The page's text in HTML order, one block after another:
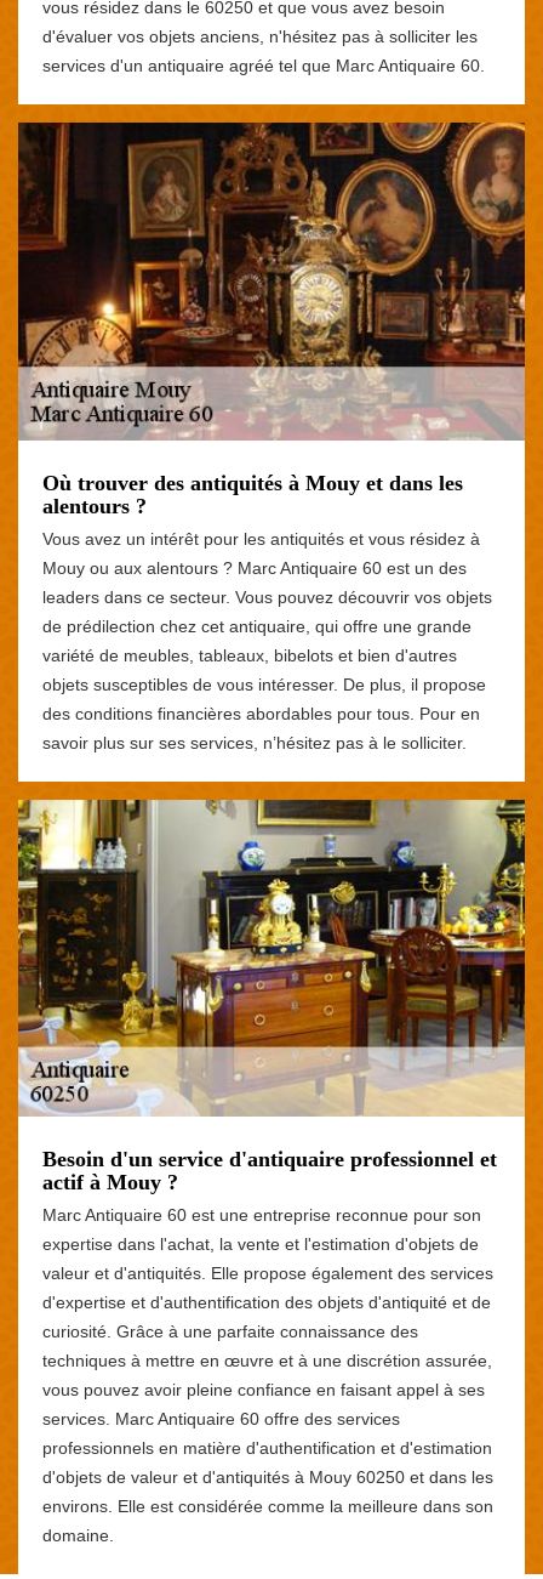
vous résidez dans le 60250 et que vous avez besoin
d'évaluer vos objets anciens, n'hésitez pas à solliciter les
services d'un antiquaire agréé tel que Marc Antiquaire 60.
Où trouver des antiquités à Mouy et dans les
alentours ?
Vous avez un intérêt pour les antiquités et vous résidez à
Mouy ou aux alentours ? Marc Antiquaire 60 est un des
leaders dans ce secteur. Vous pouvez découvrir vos objets
de prédilection chez cet antiquaire, qui offre une grande
variété de meubles, tableaux, bibelots et bien d'autres
objets susceptibles de vous intéresser. De plus, il propose
des conditions financières abordables pour tous. Pour en
savoir plus sur ses services, n’hésitez pas à le solliciter.
Besoin d'un service d'antiquaire professionnel et
actif à Mouy ?
Marc Antiquaire 60 est une entreprise reconnue pour son
expertise dans l'achat, la vente et l'estimation d'objets de
valeur et d'antiquités. Elle propose également des services
d'expertise et d'authentification des objets d'antiquité et de
curiosité. Grâce à une parfaite connaissance des
techniques à mettre en œuvre et à une discrétion assurée,
vous pouvez avoir pleine confiance en faisant appel à ses
services. Marc Antiquaire 60 offre des services
professionnels en matière d'authentification et d'estimation
d'objets de valeur et d'antiquités à Mouy 60250 et dans les
environs. Elle est considérée comme la meilleure dans son
domaine.